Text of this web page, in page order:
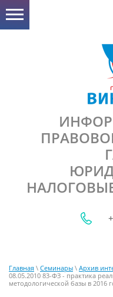
Главная \ Семинары \ Архив
08.05.2010 83-ФЗ - практика
методологической базы в 2016